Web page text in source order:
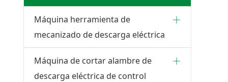
Máquina herramienta de
mecanizado de descarga eléctrica
Máquina de cortar alambre de
descarga eléctrica de control